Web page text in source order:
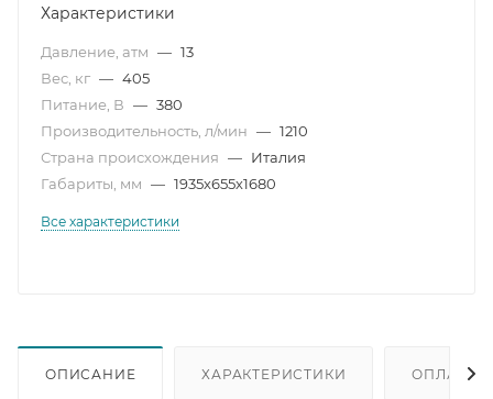
Характеристики
Давление, атм — 13
Вес, кг — 405
Питание, В — 380
Производительность, л/мин — 1210
Страна происхождения — Италия
Габариты, мм — 1935х655х1680
Все характеристики
ОПИСАНИЕ ХАРАКТЕРИСТИКИ ОПЛАТА